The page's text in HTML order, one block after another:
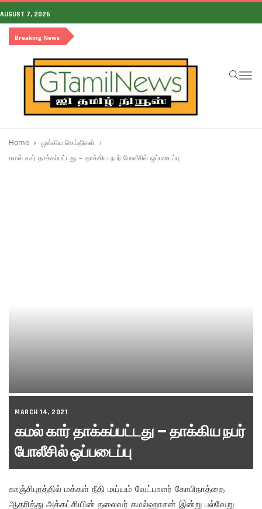
AUGUST 7, 2026
Breaking News
Home
முக்கிய செய்திகள்
கமல் கார் தாக்கப்பட்டது – தாக்கிய நபர் போலீசில் ஒப்படைப்பு
MARCH 14, 2021
கமல் கார் தாக்கப்பட்டது – தாக்கிய நபர்
போலீசில் ஒப்படைப்பு
காஞ்சிபுரத்தில் மக்கள் நீதி மய்யம் வேட்பாளர் கோபிநாத்தை
ஆதரித்து அக்கட்சியின் தலைவர் கமல்ஹாசன் இன்று பல்வேறு